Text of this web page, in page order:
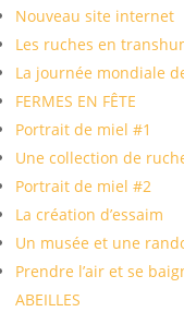
Nouveau site internet
Les ruches en
La journée mondiale
FERMES EN FÊTE
Portrait de miel #1
Une collection de
Portrait de miel #2
La création d’essaim
Un musée et une
Prendre l’air et se
ABEILLES